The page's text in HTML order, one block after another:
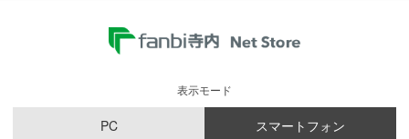
表示モード
PC スマートフォン